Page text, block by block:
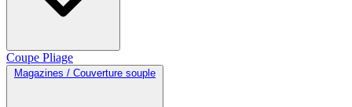
Coupe Pliage
Magazines / Couverture souple